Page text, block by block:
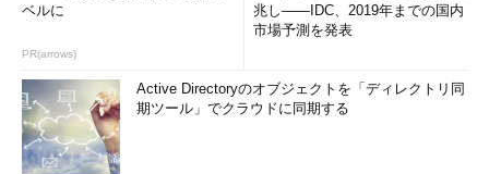
ベルに
PR(arrows)
兆し――IDC、2019年までの国内
市場予測を発表
Active Directoryのオブジェクトを「ディレクトリ同
期ツール」でクラウドに同期する